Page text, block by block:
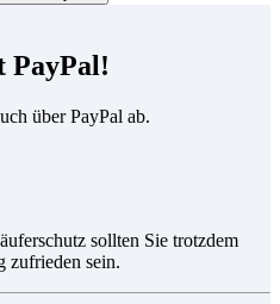
PayPal!
über PayPal ab.
sollten Sie trotzdem
zufrieden sein.